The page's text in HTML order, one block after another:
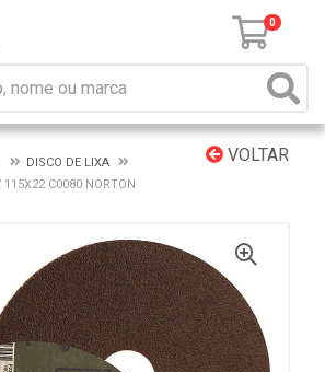
0
VOLTAR
DISCO DE LIXA
C0080 NORTON